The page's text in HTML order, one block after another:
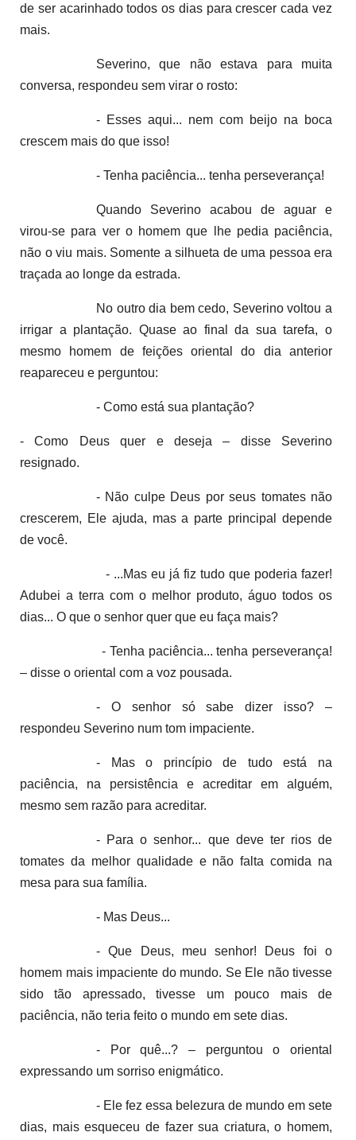
de ser acarinhado todos os dias para crescer cada vez
mais.
Severino, que não estava para muita
conversa, respondeu sem virar o rosto:
- Esses aqui... nem com beijo na boca
crescem mais do que isso!
- Tenha paciência... tenha perseverança!
Quando Severino acabou de aguar e
virou-se para ver o homem que lhe pedia paciência,
não o viu mais. Somente a silhueta de uma pessoa era
traçada ao longe da estrada.
No outro dia bem cedo, Severino voltou a
irrigar a plantação. Quase ao final da sua tarefa, o
mesmo homem de feições oriental do dia anterior
reapareceu e perguntou:
- Como está sua plantação?
- Como Deus quer e deseja – disse Severino
resignado.
- Não culpe Deus por seus tomates não
crescerem, Ele ajuda, mas a parte principal depende
de você.
- ...Mas eu já fiz tudo que poderia fazer!
Adubei a terra com o melhor produto, águo todos os
dias... O que o senhor quer que eu faça mais?
- Tenha paciência... tenha perseverança!
– disse o oriental com a voz pousada.
- O senhor só sabe dizer isso? –
respondeu Severino num tom impaciente.
- Mas o princípio de tudo está na
paciência, na persistência e acreditar em alguém,
mesmo sem razão para acreditar.
- Para o senhor... que deve ter rios de
tomates da melhor qualidade e não falta comida na
mesa para sua família.
- Mas Deus...
- Que Deus, meu senhor! Deus foi o
homem mais impaciente do mundo. Se Ele não tivesse
sido tão apressado, tivesse um pouco mais de
paciência, não teria feito o mundo em sete dias.
- Por quê...? – perguntou o oriental
expressando um sorriso enigmático.
- Ele fez essa belezura de mundo em sete
dias, mais esqueceu de fazer sua criatura, o homem,